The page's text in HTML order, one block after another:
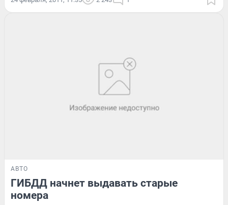
АВТО
ГИБДД начнет выдавать старые
номера